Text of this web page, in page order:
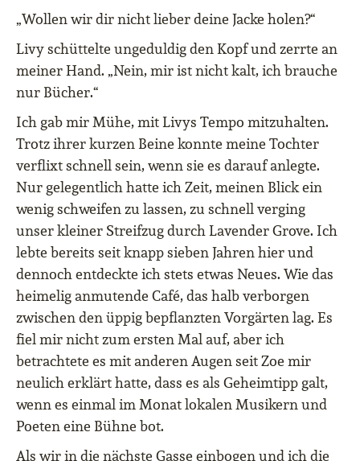
„Wollen wir dir nicht lieber deine Jacke holen?“
Livy schüttelte ungeduldig den Kopf und zerrte an
meiner Hand. „Nein, mir ist nicht kalt, ich brauche
nur Bücher.“
Ich gab mir Mühe, mit Livys Tempo mitzuhalten.
Trotz ihrer kurzen Beine konnte meine Tochter
verflixt schnell sein, wenn sie es darauf anlegte.
Nur gelegentlich hatte ich Zeit, meinen Blick ein
wenig schweifen zu lassen, zu schnell verging
unser kleiner Streifzug durch Lavender Grove. Ich
lebte bereits seit knapp sieben Jahren hier und
dennoch entdeckte ich stets etwas Neues. Wie das
heimelig anmutende Café, das halb verborgen
zwischen den üppig bepflanzten Vorgärten lag. Es
fiel mir nicht zum ersten Mal auf, aber ich
betrachtete es mit anderen Augen seit Zoe mir
neulich erklärt hatte, dass es als Geheimtipp galt,
wenn es einmal im Monat lokalen Musikern und
Poeten eine Bühne bot.
Als wir in die nächste Gasse einbogen und ich die